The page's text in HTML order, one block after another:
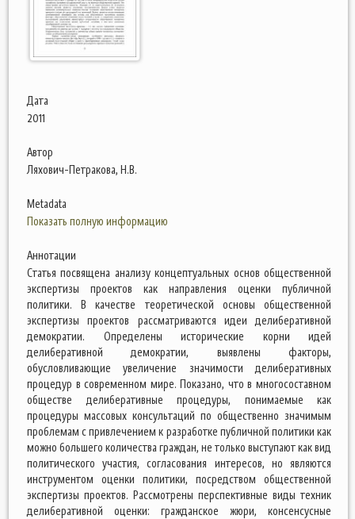
Дата
2011
Автор
Ляхович-Петракова, Н.В.
Metadata
Показать полную информацию
Аннотации
Статья посвящена анализу концептуальных основ общественной
экспертизы проектов как направления оценки публичной
политики. В качестве теоретической основы общественной
экспертизы проектов рассматриваются идеи делиберативной
демократии. Определены исторические корни идей
делиберативной демократии, выявлены факторы,
обусловливающие увеличение значимости делиберативных
процедур в современном мире. Показано, что в многосоставном
обществе делиберативные процедуры, понимаемые как
процедуры массовых консультаций по общественно значимым
проблемам с привлечением к разработке публичной политики как
можно большего количества граждан, не только выступают как вид
политического участия, согласования интересов, но являются
инструментом оценки политики, посредством общественной
экспертизы проектов. Рассмотрены перспективные виды техник
делиберативной оценки: гражданское жюри, консенсусные